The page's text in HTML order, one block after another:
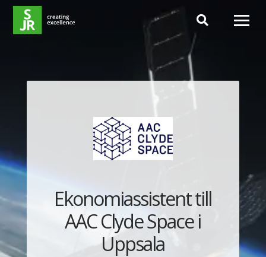
Hoppa till innehåll
Ekonomiassistent till
AAC Clyde Space i
Uppsala